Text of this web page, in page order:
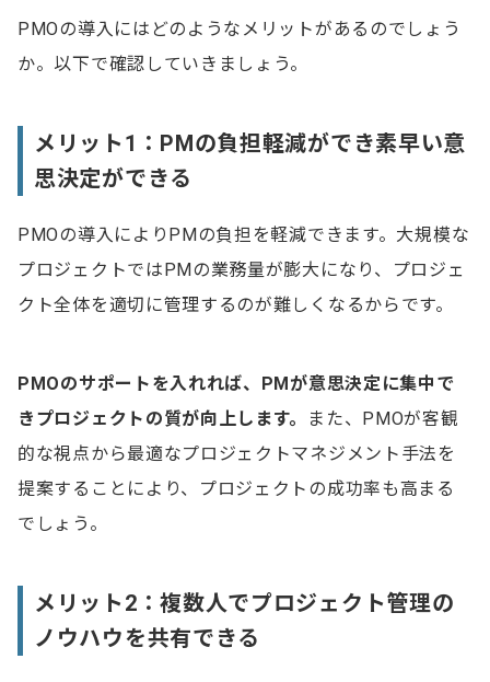
PMOの導入にはどのようなメリットがあるのでしょう
か。以下で確認していきましょう。
メリット1：PMの負担軽減ができ素早い意
思決定ができる
PMOの導入によりPMの負担を軽減できます。大規模な
プロジェクトではPMの業務量が膨大になり、プロジェ
クト全体を適切に管理するのが難しくなるからです。
PMOのサポートを入れれば、PMが意思決定に集中で
きプロジェクトの質が向上します。
また、PMOが客観
的な視点から最適なプロジェクトマネジメント手法を
提案することにより、プロジェクトの成功率も高まる
でしょう。
メリット2：複数人でプロジェクト管理の
ノウハウを共有できる